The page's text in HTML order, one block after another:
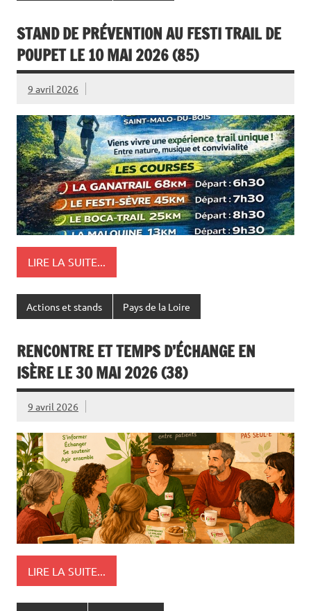
STAND DE PRÉVENTION AU FESTI TRAIL DE
POUPET LE 10 MAI 2026 (85)
9 avril 2026
LIRE LA SUITE...
Actions et stands Pays de la Loire
RENCONTRE ET TEMPS D’ÉCHANGE EN
ISÈRE LE 30 MAI 2026 (38)
9 avril 2026
LIRE LA SUITE...